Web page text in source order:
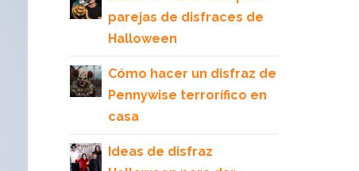
parejas de disfraces de
Halloween
Cómo hacer un disfraz de
Pennywise terrorífico en
casa
Ideas de disfraz